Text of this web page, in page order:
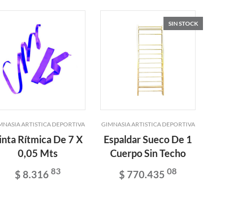
ARTISTICA DEPORTIVA
Rítmica De 7 X
0,05 Mts
$ 8.31683
SIN STOCK
GIMNASIA ARTISTICA DEPORTIVA
Espaldar Sueco De 1
Cuerpo Sin Techo
$ 770.43508